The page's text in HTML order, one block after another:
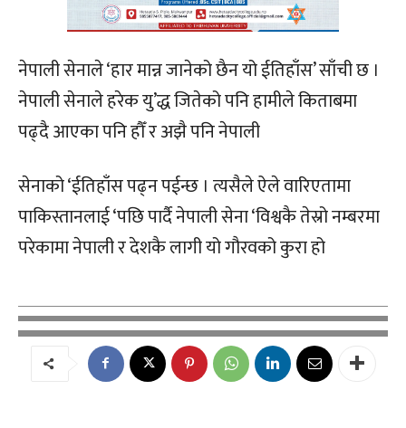
नेपाली सेनाले ‘हार मान्न जानेको छैन यो ईतिहाँस’ साँची छ ।
नेपाली सेनाले हरेक यु’द्ध जितेको पनि हामीले किताबमा
पढ्दै आएका पनि हौँ र अझै पनि नेपाली
सेनाको ‘ईतिहाँस पढ्न पईन्छ । त्यसैले ऐले वारिएतामा
पाकिस्तानलाई ‘पछि पार्दै नेपाली सेना ‘विश्वकै तेस्रो नम्बरमा
परेकामा नेपाली र देशकै लागी यो गौरवको कुरा हो